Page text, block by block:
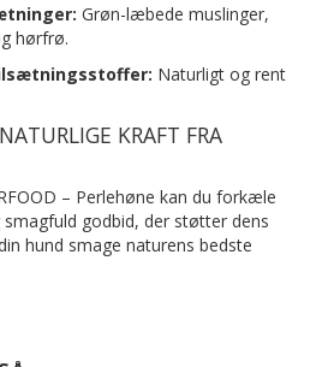
Grøn-læbede muslinger,
hørfrø.
Naturligt og rent
KRAFT FRA
– Perlehøne kan du forkæle
godbid, der støtter dens
hund smage naturens bedste